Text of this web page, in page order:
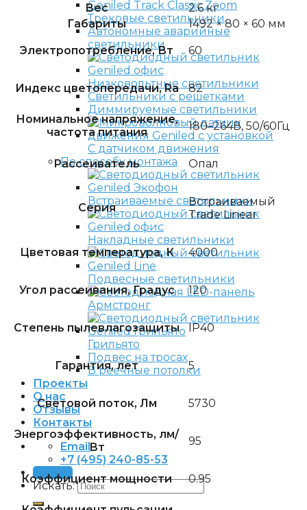
Трековые светильники
Автономные аварийные
светильники
Низковольтные светильники
Светильники с решетками
Диммируемые светильники
С датчиком движения
По способу монтажа
Встраиваемые светильники
Накладные светильники
Подвесные светильники
Армстронг
Грильято
Подвес на тросах
В реечные потолки
Проекты
О нас
Отзывы
Контакты
Email
+7 (495) 240-85-53
Заявка
Искать:
Вес
2.6 кг
Габариты
1492 × 80 × 60 мм
Электропотребление, Вт 60
Индекс цветопередачи, Ra 82
Номинальное напряжение,
частота питания
180–264В, 50/60Гц
Рассеиватель Опал
Серия
Встраиваемый
Trade Linear
Цветовая температура, К 4000
Угол рассеивания, Градус 120
Степень пылевлагозащиты IP40
Гарантия, лет 5
Световой поток, Лм 5730
Энергоэффективность, лм/
Вт
95
Коэффициент мощности 0.95